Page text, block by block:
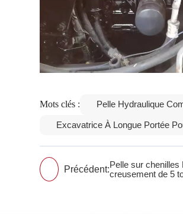
Mots clés : Pelle Hydraulique
Excavatrice À Longue Portée
Précédent:Pelle sur
creusement de 5